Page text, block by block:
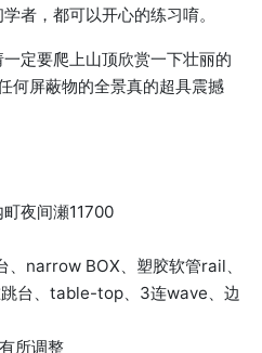
者，都可以开心的练习唷。
定要爬上山顶欣赏一下壮丽的
何屏蔽物的全景真的超具震撼
夜间瀬11700
narrow BOX、塑胶软管rail、
台、table-top、3连wave、边
所调整